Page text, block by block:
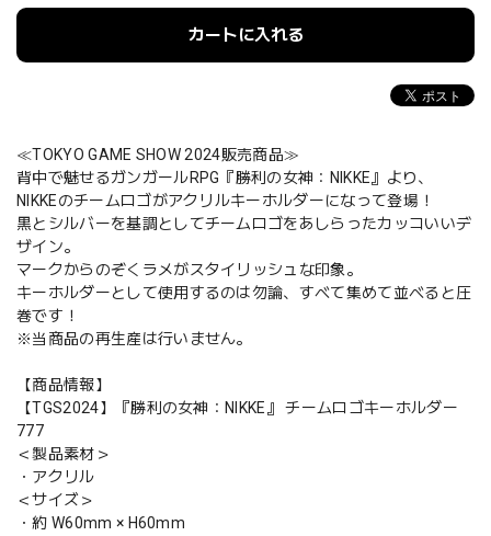
カートに入れる
≪TOKYO GAME SHOW 2024販売商品≫
背中で魅せるガンガールRPG『勝利の女神：NIKKE』より、
NIKKEのチームロゴがアクリルキーホルダーになって登場！
黒とシルバーを基調としてチームロゴをあしらったカッコいいデ
ザイン。
マークからのぞくラメがスタイリッシュな印象。
キーホルダーとして使用するのは勿論、すべて集めて並べると圧
巻です！
※当商品の再生産は行いません。
【商品情報】
【TGS2024】『勝利の女神：NIKKE』 チームロゴキーホルダー
777
＜製品素材＞
・アクリル
＜サイズ＞
・約 W60mm × H60mm